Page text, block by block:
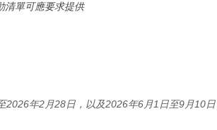
清單可應要求提供
年2月28日，以及2026年6月1日至9月10日